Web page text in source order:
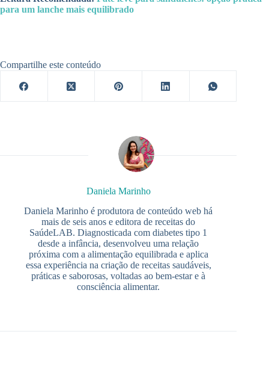
para um lanche mais equilibrado
Compartilhe este conteúdo
Daniela Marinho
Daniela Marinho é produtora de conteúdo web há
mais de seis anos e editora de receitas do
SaúdeLAB. Diagnosticada com diabetes tipo 1
desde a infância, desenvolveu uma relação
próxima com a alimentação equilibrada e aplica
essa experiência na criação de receitas saudáveis,
práticas e saborosas, voltadas ao bem-estar e à
consciência alimentar.